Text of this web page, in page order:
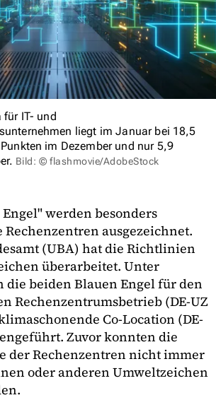
IT- und
liegt im Januar bei 18,5
im Dezember und nur 5,9
Bild: © flashmovie/AdobeStock
werden besonders
ausgezeichnet.
(UBA) hat die Richtlinien
überarbeitet. Unter
die beiden Blauen Engel für den
Rechenzentrumsbetrieb (DE-UZ
Co-Location (DE-
Zuvor konnten die
der Rechenzentren nicht immer
oder anderen Umweltzeichen